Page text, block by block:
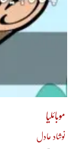
موبائلیا
نوشاد عادل